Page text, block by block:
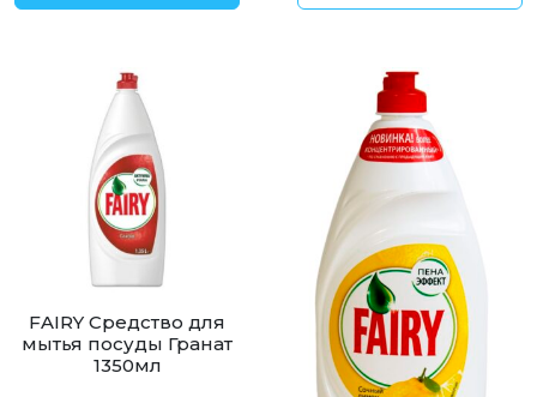
FAIRY Средство для
мытья посуды Гранат
1350мл